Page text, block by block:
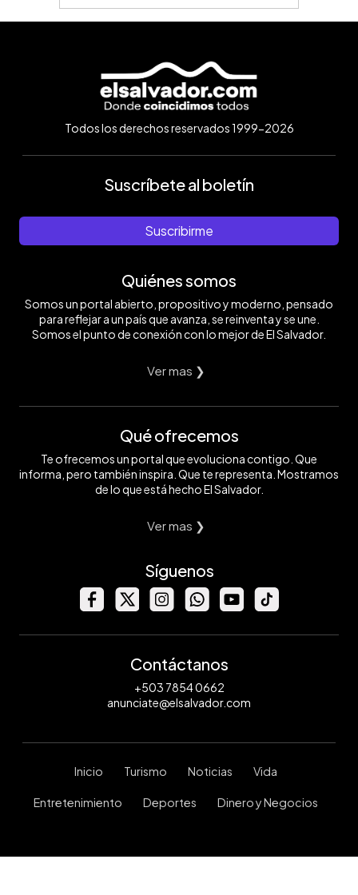
Todos los derechos reservados 1999-2026
Suscríbete al boletín
Suscribirme
Quiénes somos
Somos un portal abierto, propositivo y moderno, pensado
para reflejar a un país que avanza, se reinventa y se une.
Somos el punto de conexión con lo mejor de El Salvador.
Ver mas ❯
Qué ofrecemos
Te ofrecemos un portal que evoluciona contigo. Que
informa, pero también inspira. Que te representa. Mostramos
de lo que está hecho El Salvador.
Ver mas ❯
Síguenos
Contáctanos
+503 7854 0662
anunciate@elsalvador.com
Inicio Turismo Noticias Vida
Entretenimiento Deportes Dinero y Negocios